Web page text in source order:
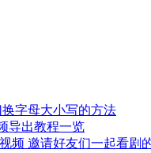
字母大小写的方法
导出教程一览
频 邀请好友们一起看剧